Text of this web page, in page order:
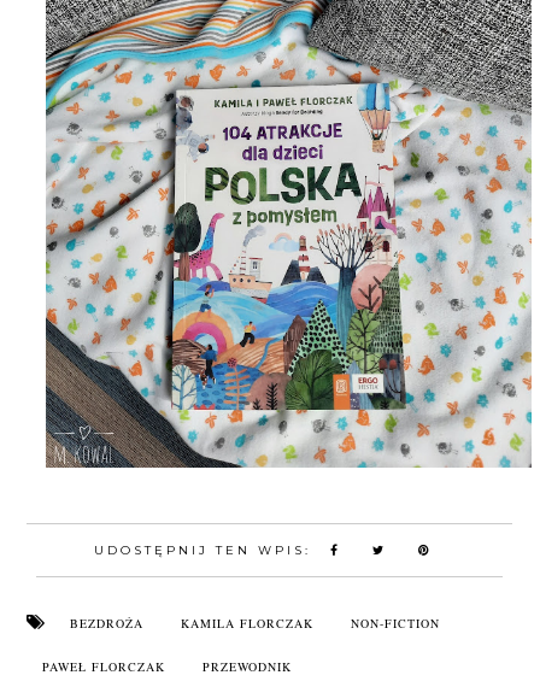
UDOSTĘPNIJ TEN WPIS:
BEZDROŻA KAMILA FLORCZAK NON-FICTION
PAWEŁ FLORCZAK PRZEWODNIK